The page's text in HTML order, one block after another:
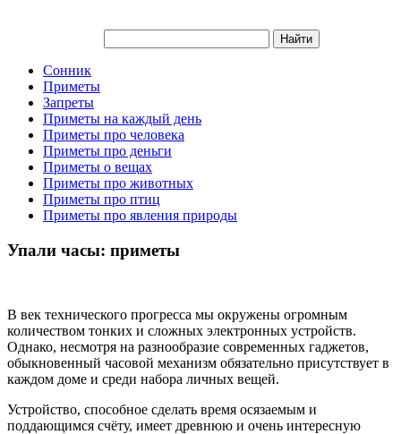
Сонник
Приметы
Запреты
Приметы на каждый день
Приметы про человека
Приметы про деньги
Приметы о вещах
Приметы про животных
Приметы про птиц
Приметы про явления природы
Упали часы: приметы
В век технического прогресса мы окружены огромным
количеством тонких и сложных электронных устройств.
Однако, несмотря на разнообразие современных гаджетов,
обыкновенный часовой механизм обязательно присутствует в
каждом доме и среди набора личных вещей.
Устройство, способное сделать время осязаемым и
поддающимся счёту, имеет древнюю и очень интересную